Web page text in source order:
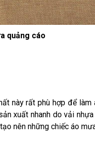
quảng cáo
này rất phù hợp để
xuất nhanh do vải
nên những chiếc áo